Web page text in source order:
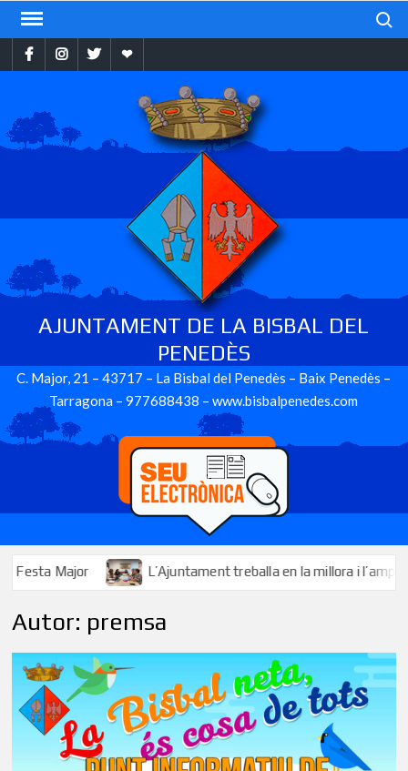
Skip
contentFacebookInstragram
TwitterEbando
AJUNTAMENT DE LA BISBAL DEL
PENEDÈS
C. Major, 21 – 43717 – La Bisbal del Penedès – Baix Penedès –
Tarragona – 977688438 – www.bisbalpenedes.com
L’Ajuntament treballa en la millora i l’ampliació dels serveis
Autor: premsa